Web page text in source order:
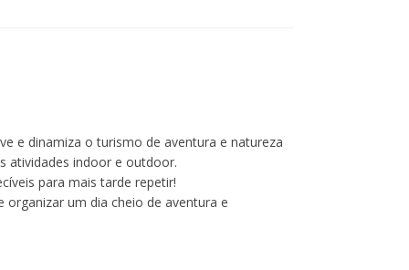
e dinamiza o turismo de aventura e natureza
atividades indoor e outdoor.
para mais tarde repetir!
um dia cheio de aventura e